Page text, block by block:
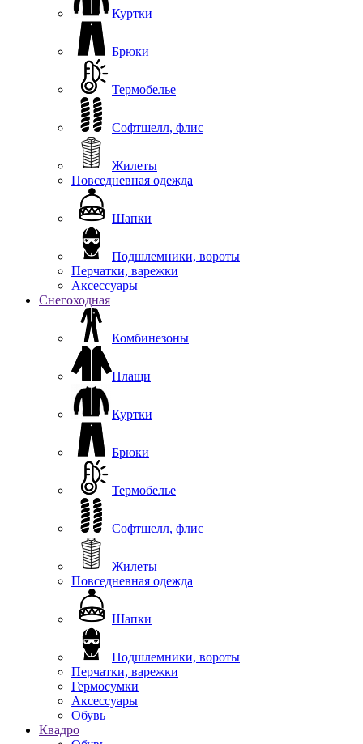
Куртки
Брюки
Термобелье
Софтшелл, флис
Жилеты
Повседневная одежда
Шапки
Подшлемники, вороты
Перчатки, варежки
Аксессуары
Снегоходная
Комбинезоны
Плащи
Куртки
Брюки
Термобелье
Софтшелл, флис
Жилеты
Повседневная одежда
Шапки
Подшлемники, вороты
Перчатки, варежки
Гермосумки
Аксессуары
Обувь
Квадро